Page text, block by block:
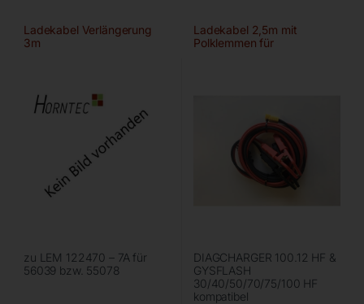
Ladekabel Verlängerung
3m
zu LEM 122470 – 7A für
56039 bzw. 55078
Ladekabel 2,5m mit
Polklemmen für
DIAGCHARGER 100.12 HF &
GYSFLASH
30/40/50/70/75/100 HF
kompatibel